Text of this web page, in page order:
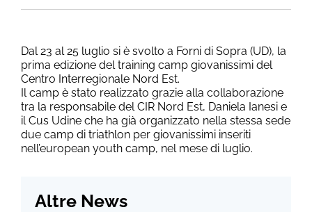
Dal 23 al 25 luglio si è svolto a Forni di Sopra (UD), la
prima edizione del training camp giovanissimi del
Centro Interregionale Nord Est.
Il camp è stato realizzato grazie alla collaborazione
tra la responsabile del CIR Nord Est, Daniela Ianesi e
il Cus Udine che ha già organizzato nella stessa sede
due camp di triathlon per giovanissimi inseriti
nell’european youth camp, nel mese di luglio.
Altre News